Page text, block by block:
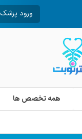
ورود پزشک
همه تخصص ها